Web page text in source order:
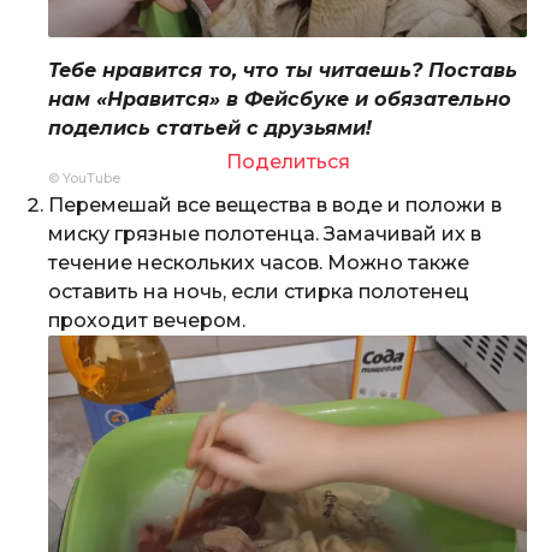
Тебе нравится то, что ты читаешь? Поставь
нам «Нравится» в Фейсбуке и обязательно
поделись статьей с друзьями!
Поделиться
© YouTube
Перемешай все вещества в воде и положи в
миску грязные полотенца. Замачивай их в
течение нескольких часов. Можно также
оставить на ночь, если стирка полотенец
проходит вечером.